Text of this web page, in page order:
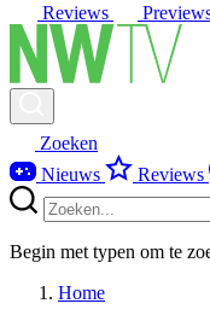
Reviews
Zoeken
Nieuws
Reviews
Begin met typen om te
Home